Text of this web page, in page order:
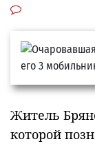
Житель
которой